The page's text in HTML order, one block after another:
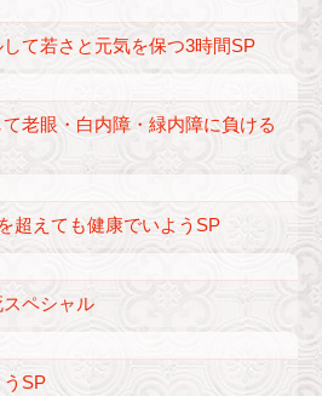
て若さと元気を保つ3時間SP
老眼・白内障・緑内障に負ける
超えても健康でいようSP
ペシャル
SP